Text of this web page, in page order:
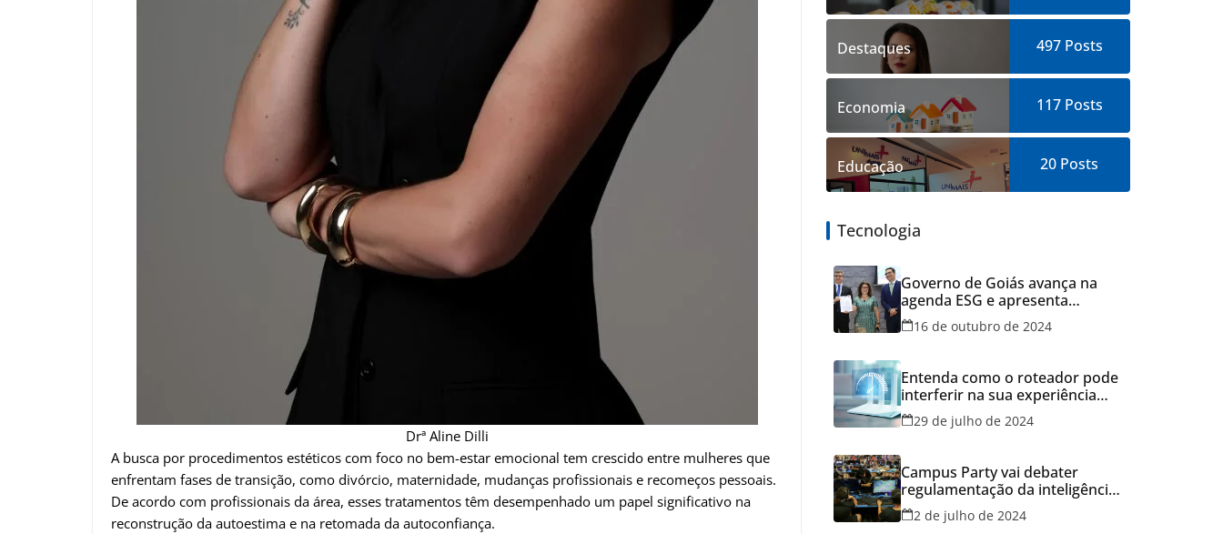
Drª Aline Dilli
A busca por procedimentos estéticos com foco no bem-estar emocional tem crescido entre mulheres que
enfrentam fases de transição, como divórcio, maternidade, mudanças profissionais e recomeços pessoais.
De acordo com profissionais da área, esses tratamentos têm desempenhado um papel significativo na
reconstrução da autoestima e na retomada da autoconfiança.
Destaques 497Posts
Economia 117Posts
Educação 20 Posts
Tecnologia
Governo de Goiás avança na
agenda ESG e apresenta
resultados do Recicla Goiás
16 de outubro de 2024
Entenda como o roteador pode
interferir na sua experiência
online
29 de julho de 2024
Campus Party vai debater
regulamentação da inteligência
artificial
2 de julho de 2024